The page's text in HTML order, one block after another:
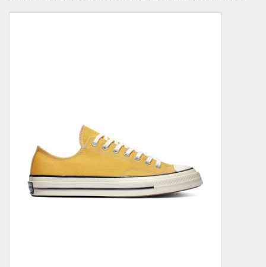
Birkenstock
Autres marques